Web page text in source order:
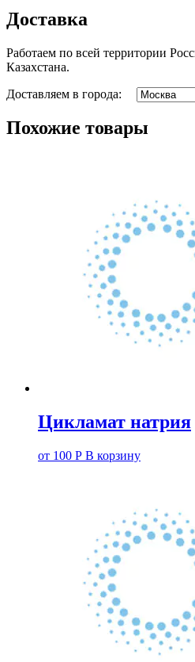
Доставка
Работаем по всей территории
Казахстана.
Доставляем в города:
Похожие товары
Цикламат натрия
от 100 Р В корзину